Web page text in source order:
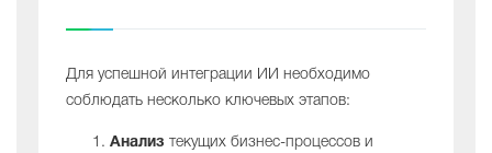
Для успешной интеграции ИИ необходимо
соблюдать несколько ключевых этапов:
Анализ текущих бизнес-процессов и